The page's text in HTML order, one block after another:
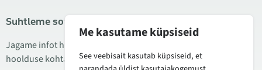
Suhtleme sotsiaalmeedias
Jagame infot hea hinna kampaaniate, uute toodete ning
hoolduse kohta. Mõnikord teeme ka tooteülevaateid.
Me kasutame küpsiseid
See veebisait kasutab küpsiseid, et